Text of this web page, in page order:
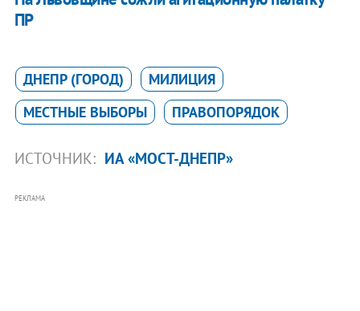
ПР
ДНЕПР (ГОРОД)
МИЛИЦИЯ
МЕСТНЫЕ ВЫБОРЫ
ПРАВОПОРЯДОК
ИСТОЧНИК: ИА «МОСТ-ДНЕПР»
РЕКЛАМА